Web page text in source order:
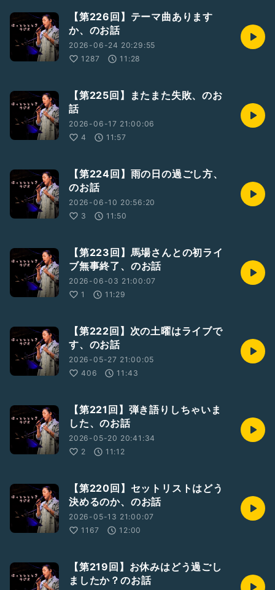
【第226回】テーマ曲あります
か、のお話
2026-06-24 20:29:55
1287
11:28
【第225回】またまた失敗、のお
話
2026-06-17 21:00:06
4
11:57
【第224回】雨の日の過ごし方、
のお話
2026-06-10 20:56:20
3
11:50
【第223回】馬場さんとの初ライ
ブ無事終了、のお話
2026-06-03 21:00:07
1
11:29
【第222回】次の土曜はライブで
す、のお話
2026-05-27 21:00:05
406
11:43
【第221回】弾き語りしちゃいま
した、のお話
2026-05-20 20:41:34
2
11:12
【第220回】セットリストはどう
決めるのか、のお話
2026-05-13 21:00:07
1167
12:00
【第219回】お休みはどう過ごし
ましたか？のお話